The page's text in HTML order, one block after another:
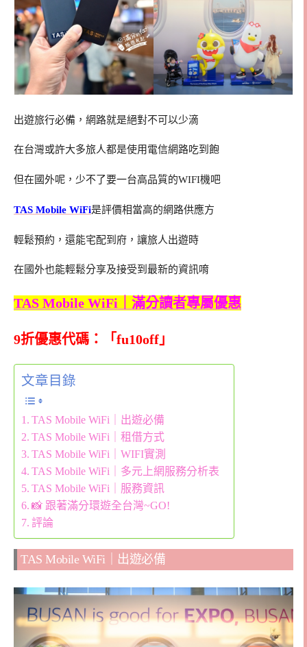
出遊旅行必備，網路就是絕對不可以少滴
在台灣或許大多旅人都是使用電信網路吃到飽
但在國外呢，少不了要一台高品質的WIFI機吧
TAS Mobile WiFi是評價相當高的網路供應方
輕鬆預約，還能宅配到府，讓旅人出遊時
在國外也能輕鬆分享及接受到最新的資訊唷
TAS Mobile WiFi｜滿分讀者專屬優惠
9折優惠代碼：「fu10off」
文章目錄
TAS Mobile WiFi｜出遊必備
TAS Mobile WiFi｜租借方式
TAS Mobile WiFi｜WIFI實測
TAS Mobile WiFi｜多元上網服務分析表
TAS Mobile WiFi｜服務資訊
📸 跟著滿分環遊全台灣~GO!
評論
TAS Mobile WiFi｜出遊必備